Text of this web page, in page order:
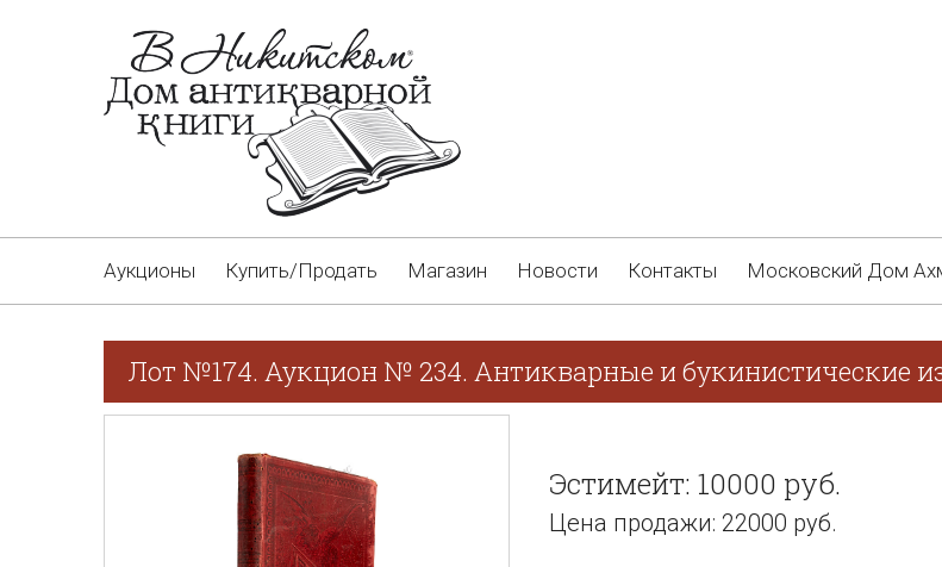
Аукционы Купить/Продать Магазин Новости Контакты Московский Дом
Лот №174. Аукцион № 234. Антикварные и букинистические
Эстимейт: 10000 руб.
Цена продажи: 22000 руб.